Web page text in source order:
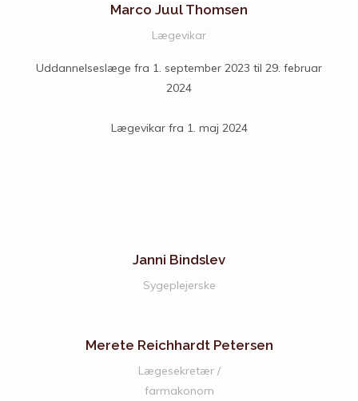
Marco Juul Thomsen
Lægevikar
Uddannelseslæge fra 1. september 2023 til 29. februar
2024
Lægevikar fra 1. maj 2024
Janni Bindslev
Sygeplejerske
Merete Reichhardt Petersen
Lægesekretær /
farmakonom